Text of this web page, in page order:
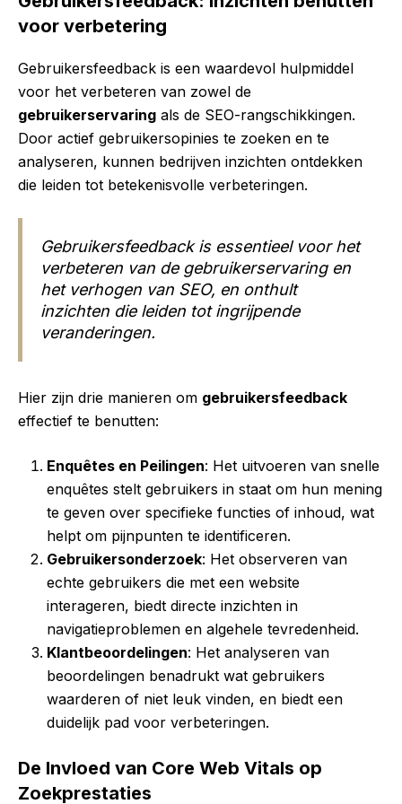
voor verbetering
Gebruikersfeedback is een waardevol hulpmiddel
voor het verbeteren van zowel de
gebruikerservaring als de SEO-rangschikkingen.
Door actief gebruikersopinies te zoeken en te
analyseren, kunnen bedrijven inzichten ontdekken
die leiden tot betekenisvolle verbeteringen.
Gebruikersfeedback is essentieel voor het
verbeteren van de gebruikerservaring en
het verhogen van SEO, en onthult
inzichten die leiden tot ingrijpende
veranderingen.
Hier zijn drie manieren om gebruikersfeedback
effectief te benutten:
Enquêtes en Peilingen: Het uitvoeren van snelle
enquêtes stelt gebruikers in staat om hun mening
te geven over specifieke functies of inhoud, wat
helpt om pijnpunten te identificeren.
Gebruikersonderzoek: Het observeren van
echte gebruikers die met een website
interageren, biedt directe inzichten in
navigatieproblemen en algehele tevredenheid.
Klantbeoordelingen: Het analyseren van
beoordelingen benadrukt wat gebruikers
waarderen of niet leuk vinden, en biedt een
duidelijk pad voor verbeteringen.
De Invloed van Core Web Vitals op
Zoekprestaties